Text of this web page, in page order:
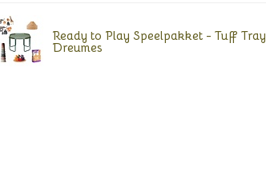
Ready to Play Speelpakket - Tuff Tray
Dreumes